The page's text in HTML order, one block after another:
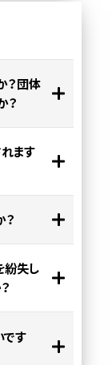
？団体
？
ます
紛失し
です